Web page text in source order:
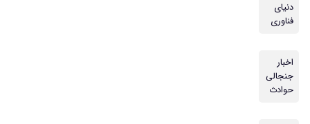
دنیای
فناوری
اخبار
جنجالی
حوادث